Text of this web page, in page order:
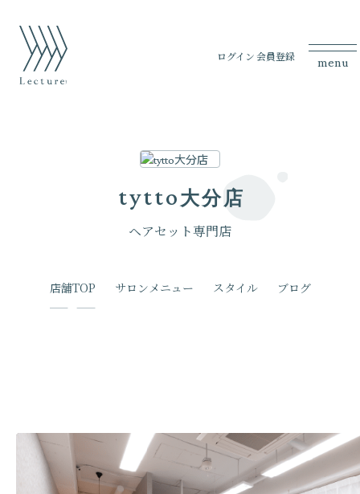
ログイン会員登録 menu
tytto大分店
ヘアセット専門店
店舗TOP サロンメニュー スタイル ブログ